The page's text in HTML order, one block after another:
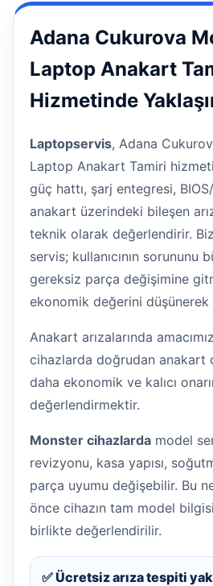
Adana Cukurova
Laptop Anakart
Hizmetinde
Laptopservis, Adana
Laptop Anakart Tamiri
güç hattı, şarj entegresi, BIOS/
anakart üzerindeki bileşen
teknik olarak değerlendirir.
servis; kullanıcının sorununu
gereksiz parça değişimine
ekonomik değerini
Anakart arızalarında
cihazlarda doğrudan anakart
daha ekonomik ve kalıcı
değerlendirmektir.
Monster cihazlarda model
revizyonu, kasa yapısı,
parça uyumu değişebilir. Bu
önce cihazın tam model
birlikte değerlendirilir.
✅ Ücretsiz arıza tespiti